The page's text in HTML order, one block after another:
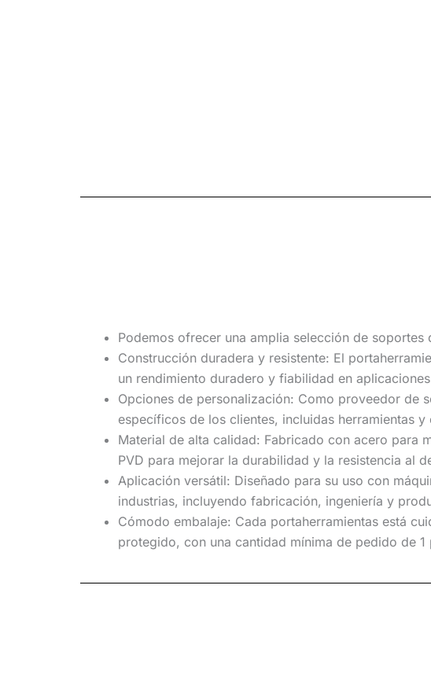
Podemos ofrecer una amplia selección de
Construcción duradera y resistente: El
un rendimiento duradero y fiabilidad en
Opciones de personalización: Como proveedor de
específicos de los clientes, incluidas herramientas
Material de alta calidad: Fabricado con acero para
PVD para mejorar la durabilidad y la resistencia al
Aplicación versátil: Diseñado para su uso con
industrias, incluyendo fabricación, ingeniería y
Cómodo embalaje: Cada portaherramientas está
protegido, con una cantidad mínima de pedido de 1